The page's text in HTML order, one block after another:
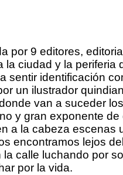
por 9 editores,
ciudad y la
sentir identificación
un ilustrador
van a suceder
y gran exponente
a la cabeza
encontramos lejos
calle luchando por
por la vida.